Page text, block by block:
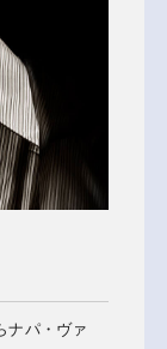
ナパ・ヴァ